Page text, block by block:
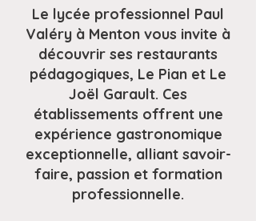
Le lycée professionnel Paul
Valéry à Menton vous invite à
découvrir ses restaurants
pédagogiques, Le Pian et Le
Joël Garault. Ces
établissements offrent une
expérience gastronomique
exceptionnelle, alliant savoir-
faire, passion et formation
professionnelle.